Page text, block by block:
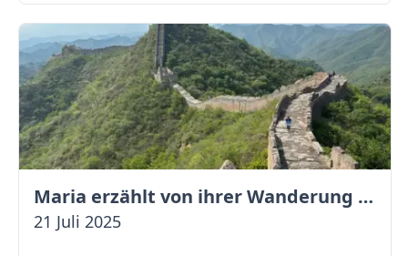
Maria erzählt von ihrer Wanderung auf der Großen Mauer
21 Juli 2025